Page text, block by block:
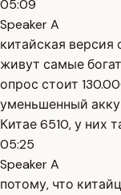
05:09
Speaker A
китайская версия
живут самые
опрос стоит
уменьшенный
Китае 6510, у них
05:25
Speaker A
потому, что